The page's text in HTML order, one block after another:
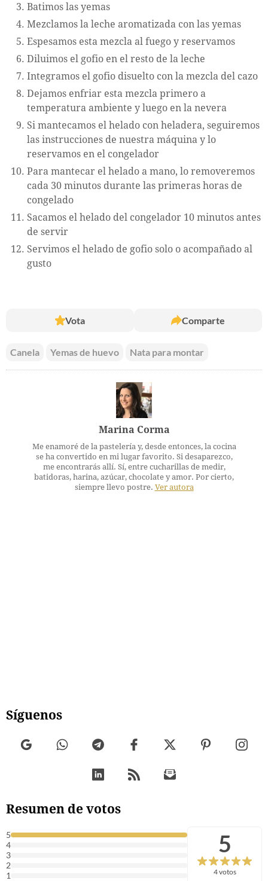
Batimos las yemas
Mezclamos la leche aromatizada con las yemas
Espesamos esta mezcla al fuego y reservamos
Diluimos el gofio en el resto de la leche
Integramos el gofio disuelto con la mezcla del cazo
Dejamos enfriar esta mezcla primero a
temperatura ambiente y luego en la nevera
Si mantecamos el helado con heladera, seguiremos
las instrucciones de nuestra máquina y lo
reservamos en el congelador
Para mantecar el helado a mano, lo removeremos
cada 30 minutos durante las primeras horas de
congelado
Sacamos el helado del congelador 10 minutos antes
de servir
Servimos el helado de gofio solo o acompañado al
gusto
Vota Comparte
Canela Yemas de huevo Nata para montar
Marina Corma
Me enamoré de la pastelería y, desde entonces, la cocina
se ha convertido en mi lugar favorito. Si desaparezco,
me encontrarás allí. Sí, entre cucharillas de medir,
batidoras, harina, azúcar, chocolate y amor. Por cierto,
siempre llevo postre. Ver autora
Síguenos
Resumen de votos
5
4
3
2
1
5
4 votos